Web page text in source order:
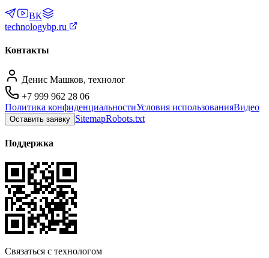
ВК
technologybp.ru
Контакты
Денис Машков, технолог
+7 999 962 28 06
Политика конфиденциальностиУсловия использованияВидео
Оставить заявку SitemapRobots.txt
Поддержка
Связаться с технологом